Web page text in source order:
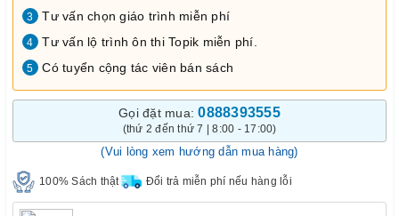
3 Tư vấn chọn giáo trình miễn phí
4 Tư vấn lộ trình ôn thi Topik miễn phí.
5 Có tuyển cộng tác viên bán sách
Gọi đặt mua:0888393555
(thứ 2 đến thứ 7 | 8:00 - 17:00)
(Vui lòng xem hướng dẫn mua hàng)
100% Sách thật Đổi trả miễn phí nếu hàng lỗi